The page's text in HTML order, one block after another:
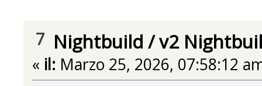
7 Nightbuild /v2
« il: Marzo 25, 2026, 07:58:12